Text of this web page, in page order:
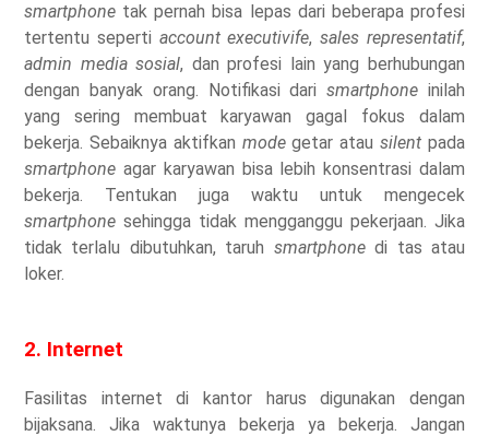
smartphone tak pernah bisa lepas dari beberapa profesi
tertentu seperti account executivife,sales representatif,
admin media sosial, dan profesi lain yang berhubungan
dengan banyak orang. Notifikasi darismartphoneinilah
yang sering membuat karyawan gagal fokus dalam
bekerja. Sebaiknya aktifkan modegetar atausilentpada
smartphone agar karyawan bisa lebih konsentrasi dalam
bekerja. Tentukan juga waktu untuk mengecek
smartphone sehingga tidak mengganggu pekerjaan. Jika
tidak terlalu dibutuhkan, taruh smartphonedi tas atau
loker.
2. Internet
Fasilitas internet di kantor harus digunakan dengan
bijaksana. Jika waktunya bekerja ya bekerja. Jangan